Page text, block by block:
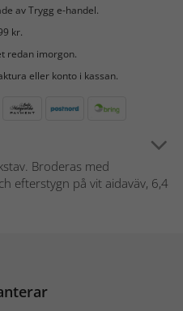
av Trygg e-handel.
kr.
redan imorgon.
eller konto i kassan.
Broderas med
efterstygn på vit aidaväv, 6,4